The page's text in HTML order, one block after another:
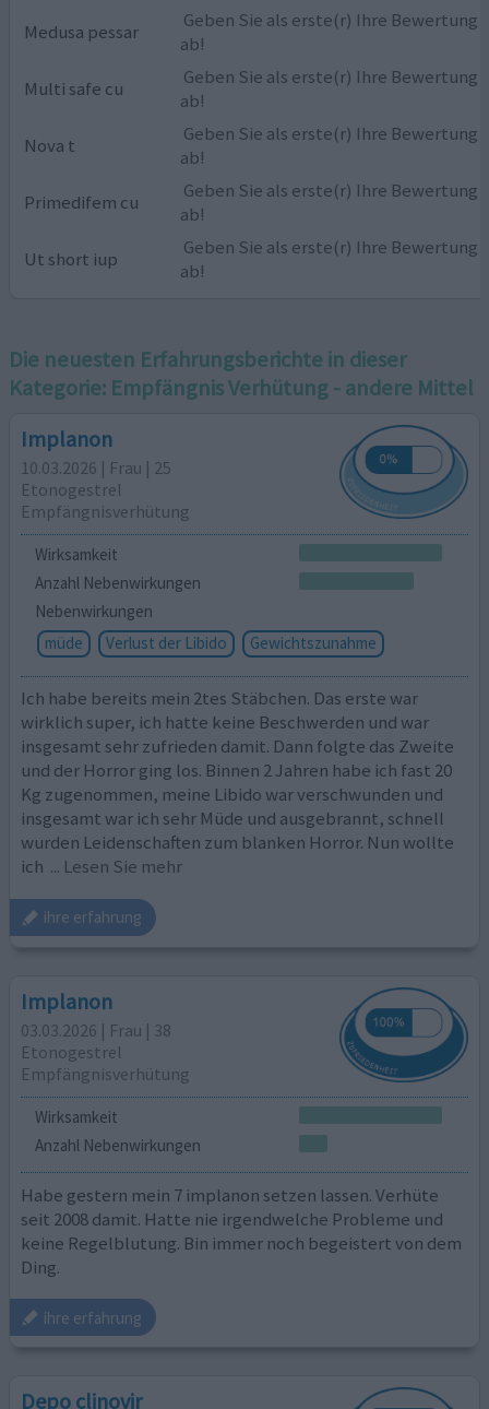
Medusa pessar
Geben Sie als erste(r) Ihre Bewertung
ab!
Multi safe cu
Geben Sie als erste(r) Ihre Bewertung
ab!
Nova t
Geben Sie als erste(r) Ihre Bewertung
ab!
Primedifem cu
Geben Sie als erste(r) Ihre Bewertung
ab!
Ut short iup
Geben Sie als erste(r) Ihre Bewertung
ab!
Die neuesten Erfahrungsberichte in dieser
Kategorie: Empfängnis Verhütung - andere Mittel
Implanon
10.03.2026 | Frau | 25
Etonogestrel
Empfängnisverhütung
Wirksamkeit
Anzahl Nebenwirkungen
Nebenwirkungen
müde
Verlust der Libido Gewichtszunahme
Ich habe bereits mein 2tes Stäbchen. Das erste war
wirklich super, ich hatte keine Beschwerden und war
insgesamt sehr zufrieden damit. Dann folgte das Zweite
und der Horror ging los. Binnen 2 Jahren habe ich fast 20
Kg zugenommen, meine Libido war verschwunden und
insgesamt war ich sehr Müde und ausgebrannt, schnell
wurden Leidenschaften zum blanken Horror. Nun wollte
ich ... Lesen Sie mehr
ihre erfahrung
Implanon
03.03.2026 | Frau | 38
Etonogestrel
Empfängnisverhütung
Wirksamkeit
Anzahl Nebenwirkungen
Habe gestern mein 7 implanon setzen lassen. Verhüte
seit 2008 damit. Hatte nie irgendwelche Probleme und
keine Regelblutung. Bin immer noch begeistert von dem
Ding.
ihre erfahrung
Depo clinovir